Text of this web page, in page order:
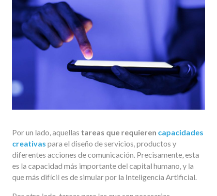
Por un lado, aquellas tareas que requieren capacidades
creativas para el diseño de servicios, productos y
diferentes acciones de comunicación. Precisamente, esta
es la capacidad más importante del capital humano, y la
que más difícil es de simular por la Inteligencia Artificial.